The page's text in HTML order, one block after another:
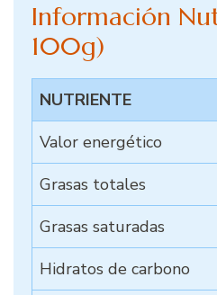
Información
100g)
NUTRIENTE
Valor energético
Grasas totales
Grasas saturadas
Hidratos de carbono